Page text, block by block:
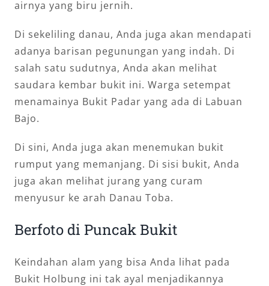
airnya yang biru jernih.
Di sekeliling danau, Anda juga akan mendapati
adanya barisan pegunungan yang indah. Di
salah satu sudutnya, Anda akan melihat
saudara kembar bukit ini. Warga setempat
menamainya Bukit Padar yang ada di Labuan
Bajo.
Di sini, Anda juga akan menemukan bukit
rumput yang memanjang. Di sisi bukit, Anda
juga akan melihat jurang yang curam
menyusur ke arah Danau Toba.
Berfoto di Puncak Bukit
Keindahan alam yang bisa Anda lihat pada
Bukit Holbung ini tak ayal menjadikannya